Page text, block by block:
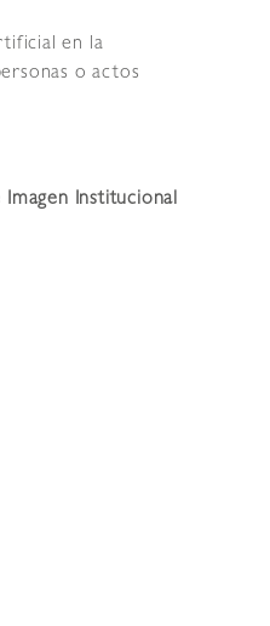
en la
o actos
Institucional